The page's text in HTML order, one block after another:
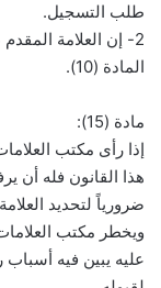
طلب التسجيل.
2- إن العلامة
المادة (10).
مادة (15):
إذا رأى مكتب
هذا القانون فله أن
ضرورياً لتحديد
ويخطر مكتب
عليه يبين فيه